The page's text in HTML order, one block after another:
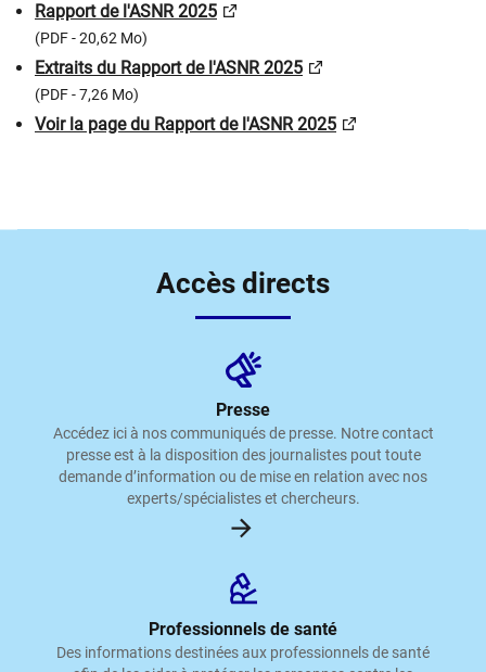
Rapport de l'ASNR 2025
(PDF - 20,62 Mo)
Extraits du Rapport de l'ASNR 2025
(PDF - 7,26 Mo)
Voir la page du Rapport de l'ASNR 2025
Accès directs
Presse
Accédez ici à nos communiqués de presse. Notre contact
presse est à la disposition des journalistes pout toute
demande d’information ou de mise en relation avec nos
experts/spécialistes et chercheurs.
Professionnels de santé
Des informations destinées aux professionnels de santé